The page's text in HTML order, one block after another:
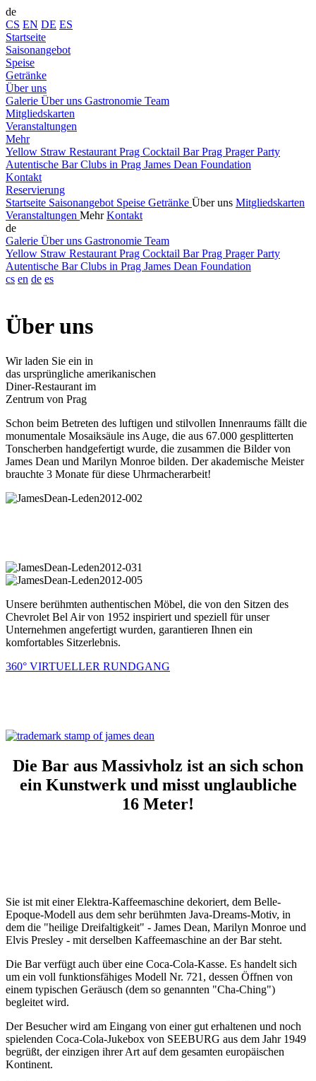
de
CS EN DE ES
Startseite
Saisonangebot
Speise
Getränke
Über uns
Galerie Über uns Gastronomie Team
Mitgliedskarten
Veranstaltungen
Mehr
Yellow Straw Restaurant Prag Cocktail Bar Prag Prager Party
Autentische BarClubs in Prag James Dean Foundation
Kontakt
Reservierung
Startseite Saisonangebot Speise Getränke Über uns Mitgliedskarten
Veranstaltungen Mehr Kontakt
de
Galerie Über uns Gastronomie Team
Yellow Straw Restaurant Prag Cocktail Bar Prag Prager Party
Autentische BarClubs in Prag James Dean Foundation
cs en de es
Über uns
Wir laden Sie ein in
das ursprüngliche amerikanischen
Diner-Restaurant im
Zentrum von Prag
Schon beim Betreten des luftigen und stilvollen Innenraums fällt die
monumentale Mosaiksäule ins Auge, die aus 67.000 gesplitterten
Tonscherben handgefertigt wurde, die zusammen die Bilder von
James Dean und Marilyn Monroe bilden. Der akademische Meister
brauchte 3 Monate für diese Uhrmacherarbeit!
Unsere berühmten authentischen Möbel, die von den Sitzen des
Chevrolet Bel Air von 1952 inspiriert und speziell für unser
Unternehmen angefertigt wurden, garantieren Ihnen ein
komfortables Sitzerlebnis.
360° VIRTUELLER RUNDGANG
Die Bar aus Massivholz ist an sich schon
ein Kunstwerk und misst unglaubliche
16 Meter!
Sie ist mit einer Elektra-Kaffeemaschine dekoriert, dem Belle-
Epoque-Modell aus dem sehr berühmten Java-Dreams-Motiv, in
dem die "heilige Dreifaltigkeit" - James Dean, Marilyn Monroe und
Elvis Presley - mit derselben Kaffeemaschine an der Bar steht.
Die Bar verfügt auch über eine Coca-Cola-Kasse. Es handelt sich
um ein voll funktionsfähiges Modell Nr. 721, dessen Öffnen von
einem typischen Geräusch (dem so genannten "Cha-Ching")
begleitet wird.
Der Besucher wird am Eingang von einer gut erhaltenen und noch
spielenden Coca-Cola-Jukebox von SEEBURG aus dem Jahr 1949
begrüßt, der einzigen ihrer Art auf dem gesamten europäischen
Kontinent.